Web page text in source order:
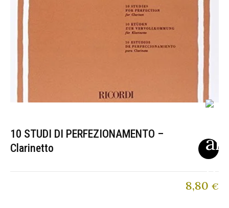
10 STUDI DI PERFEZIONAMENTO –
Clarinetto
8,80 €